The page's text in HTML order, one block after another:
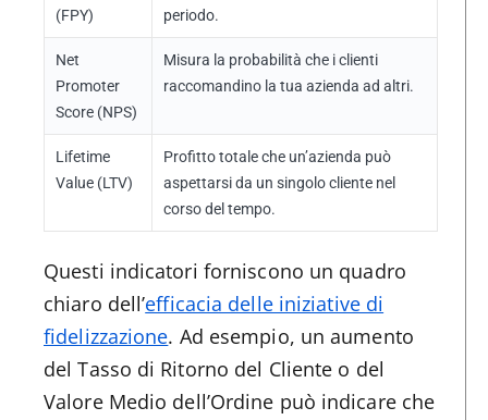
(FPY)
periodo.
Net
Promoter
Score (NPS)
Misura la probabilità che i clienti
raccomandino la tua azienda ad altri.
Lifetime
Value (LTV)
Profitto totale che un’azienda può
aspettarsi da un singolo cliente nel
corso del tempo.
Questi indicatori forniscono un quadro
chiaro dell’efficacia delle iniziative di
fidelizzazione. Ad esempio, un aumento
del Tasso di Ritorno del Cliente o del
Valore Medio dell’Ordine può indicare che